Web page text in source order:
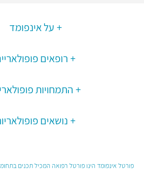
על אינפומד
רופאים
התמחויות
נושאים
פורטל אינפומד הינו פורטל רפואה המכיל תכנים